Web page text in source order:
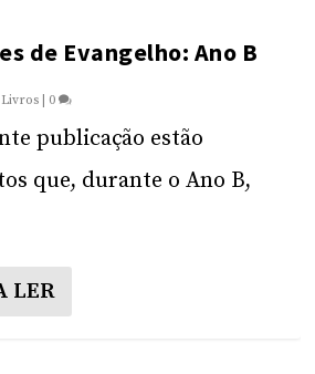
de Evangelho: Ano B
Livros| 0
publicação estão
que, durante o Ano B,
LER